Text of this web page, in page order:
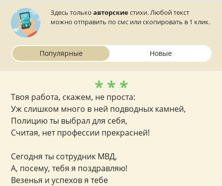
смс в стихах, то в данном разделе вы найдете всё, что
нужно!
Здесь толькоавторские стихи. Любой текст
можно отправить по смс или скопировать в 1 клик.
Популярные Новые
* * *
Твоя работа, скажем, не проста:
Уж слишком много в ней подводных камней,
Полицию ты выбрал для себя,
Считая, нет профессии прекрасней!
Сегодня ты сотрудник МВД,
А, посему, тебя я поздравляю!
Везенья и успехов я тебе